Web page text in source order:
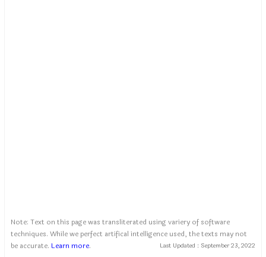
Note: Text on this page was transliterated using variery of software
techniques. While we perfect artifical intelligence used, the texts may not
be accurate. Learn more. Last Updated : September 23, 2022